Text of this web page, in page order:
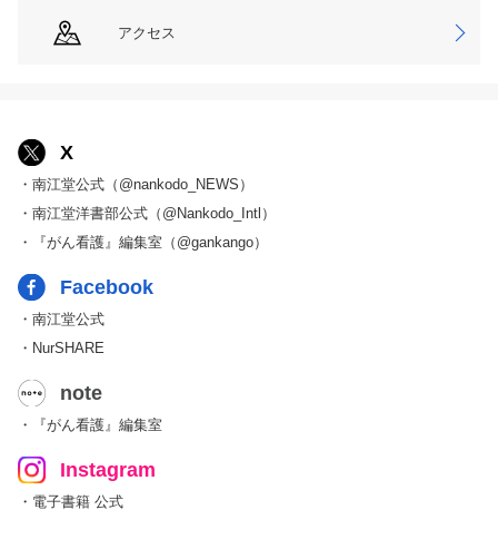
アクセス
X
・南江堂公式（@nankodo_NEWS）
・南江堂洋書部公式（@Nankodo_Intl）
・『がん看護』編集室（@gankango）
Facebook
・南江堂公式
・NurSHARE
note
・『がん看護』編集室
Instagram
・電子書籍 公式